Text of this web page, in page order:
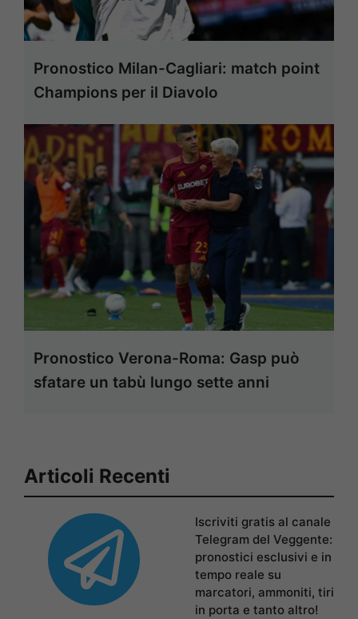
Pronostico Milan-Cagliari: match point
Champions per il Diavolo
Pronostico Verona-Roma: Gasp può
sfatare un tabù lungo sette anni
Articoli Recenti
Iscriviti gratis al canale
Telegram del Veggente:
pronostici esclusivi e in
tempo reale su
marcatori, ammoniti, tiri
in porta e tanto altro!